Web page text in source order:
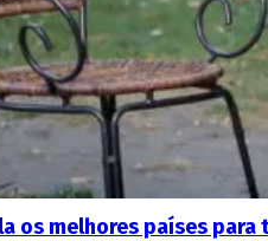
os melhores países